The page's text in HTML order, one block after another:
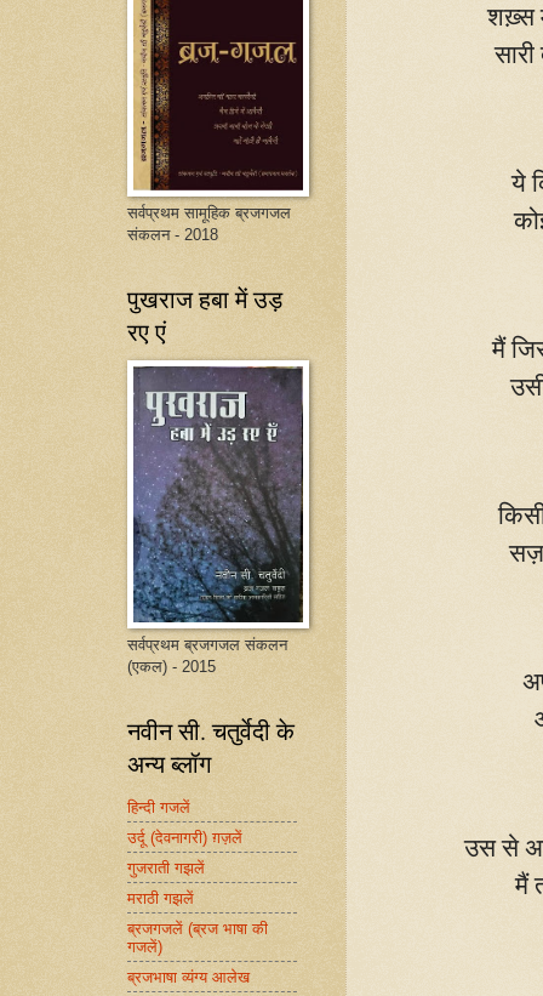
शख़्स
ये
मैं
उस से
मैं
सर्वप्रथम सामूहिक ब्रजगजल
संकलन - 2018
पुखराज हबा में उड़
रए एं
सर्वप्रथम ब्रजगजल संकलन
(एकल) - 2015
नवीन सी. चतुर्वेदी के
अन्य ब्लॉग
हिन्दी गजलें
उर्दू (देवनागरी) ग़ज़लें
गुजराती गझलें
मराठी गझलें
ब्रजगजलें (ब्रज भाषा की
गजलें)
ब्रजभाषा व्यंग्य आलेख